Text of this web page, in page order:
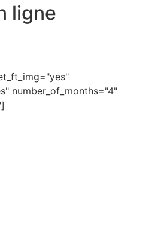
ligne
number_of_months="4"